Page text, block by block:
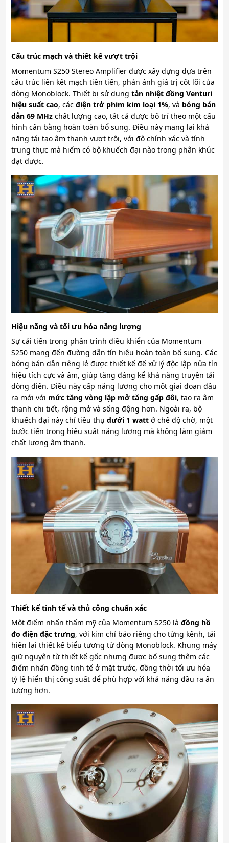
Cấu trúc mạch và thiết kế vượt trội
Momentum S250 Stereo Amplifier được xây dựng dựa trên
cấu trúc liên kết mạch tiên tiến, phản ánh giá trị cốt lõi của
dòng Monoblock. Thiết bị sử dụng tản nhiệt đồng Venturi
hiệu suất cao, các điện trở phim kim loại 1%, và bóng bán
dẫn 69 MHz chất lượng cao, tất cả được bố trí theo một cấu
hình cân bằng hoàn toàn bổ sung. Điều này mang lại khả
năng tái tạo âm thanh vượt trội, với độ chính xác và tính
trung thực mà hiếm có bộ khuếch đại nào trong phân khúc
đạt được.
Hiệu năng và tối ưu hóa năng lượng
Sự cải tiến trong phần trình điều khiển của Momentum
S250 mang đến đường dẫn tín hiệu hoàn toàn bổ sung. Các
bóng bán dẫn riêng lẻ được thiết kế để xử lý độc lập nửa tín
hiệu tích cực và âm, giúp tăng đáng kể khả năng truyền tải
dòng điện. Điều này cấp năng lượng cho một giai đoạn đầu
ra mới với mức tăng vòng lặp mở tăng gấp đôi, tạo ra âm
thanh chi tiết, rộng mở và sống động hơn. Ngoài ra, bộ
khuếch đại này chỉ tiêu thụ dưới 1 watt ở chế độ chờ, một
bước tiến trong hiệu suất năng lượng mà không làm giảm
chất lượng âm thanh.
Thiết kế tinh tế và thủ công chuẩn xác
Một điểm nhấn thẩm mỹ của Momentum S250 là đồng hồ
đo điện đặc trưng, với kim chỉ báo riêng cho từng kênh, tái
hiện lại thiết kế biểu tượng từ dòng Monoblock. Khung máy
giữ nguyên từ thiết kế gốc nhưng được bổ sung thêm các
điểm nhấn đồng tinh tế ở mặt trước, đồng thời tối ưu hóa
tỷ lệ hiển thị công suất để phù hợp với khả năng đầu ra ấn
tượng hơn.